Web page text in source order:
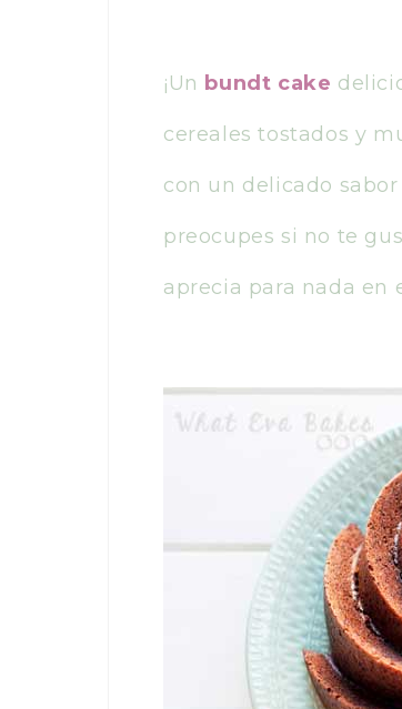
¡Un bundt cake
cereales tostados y
con un delicado
preocupes si no te
aprecia para nada en